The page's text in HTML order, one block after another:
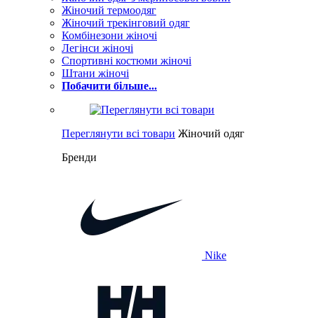
Жіночий термоодяг
Жіночий трекінговий одяг
Комбінезони жіночі
Легінси жіночі
Спортивні костюми жіночі
Штани жіночі
Побачити більше...
Переглянути всі товари Жіночий одяг
Бренди
Nike